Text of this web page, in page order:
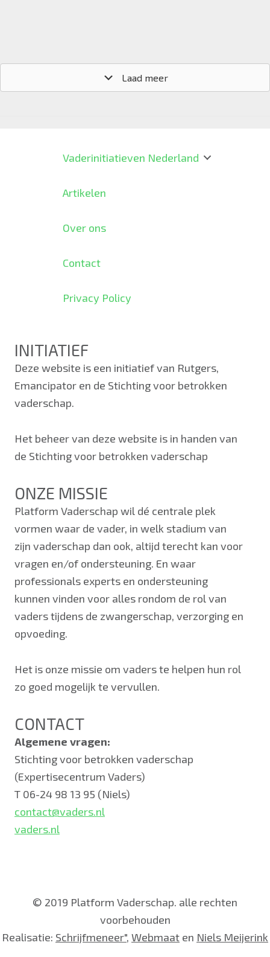
Laad meer
Vaderinitiatieven Nederland
Artikelen
Over ons
Contact
Privacy Policy
INITIATIEF
Deze website is een initiatief van Rutgers,
Emancipator en de Stichting voor betrokken
vaderschap.
Het beheer van deze website is in handen van
de Stichting voor betrokken vaderschap
ONZE MISSIE
Platform Vaderschap wil dé centrale plek
vormen waar de vader, in welk stadium van
zijn vaderschap dan ook, altijd terecht kan voor
vragen en/of ondersteuning. En waar
professionals experts en ondersteuning
kunnen vinden voor alles rondom de rol van
vaders tijdens de zwangerschap, verzorging en
opvoeding.
Het is onze missie om vaders te helpen hun rol
zo goed mogelijk te vervullen.
CONTACT
Algemene vragen:
Stichting voor betrokken vaderschap
(Expertisecentrum Vaders)
T 06-24 98 13 95 (Niels)
contact@vaders.nl
vaders.nl
© 2019 Platform Vaderschap. alle rechten
voorbehouden
Realisatie: Schrijfmeneer", Webmaat en Niels Meijerink